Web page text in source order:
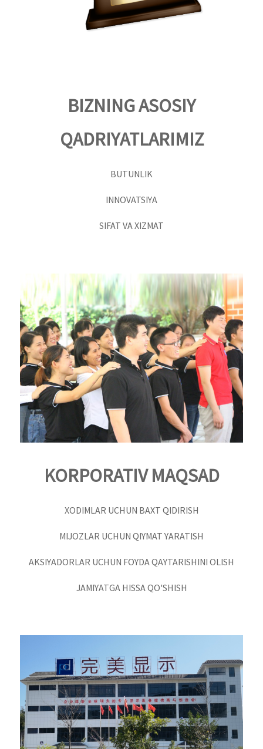
BIZNING ASOSIY
QADRIYATLARIMIZ
BUTUNLIK
INNOVATSIYA
SIFAT VA XIZMAT
KORPORATIV MAQSAD
XODIMLAR UCHUN BAXT QIDIRISH
MIJOZLAR UCHUN QIYMAT YARATISH
AKSIYADORLAR UCHUN FOYDA QAYTARISHINI OLISH
JAMIYATGA HISSA QO'SHISH